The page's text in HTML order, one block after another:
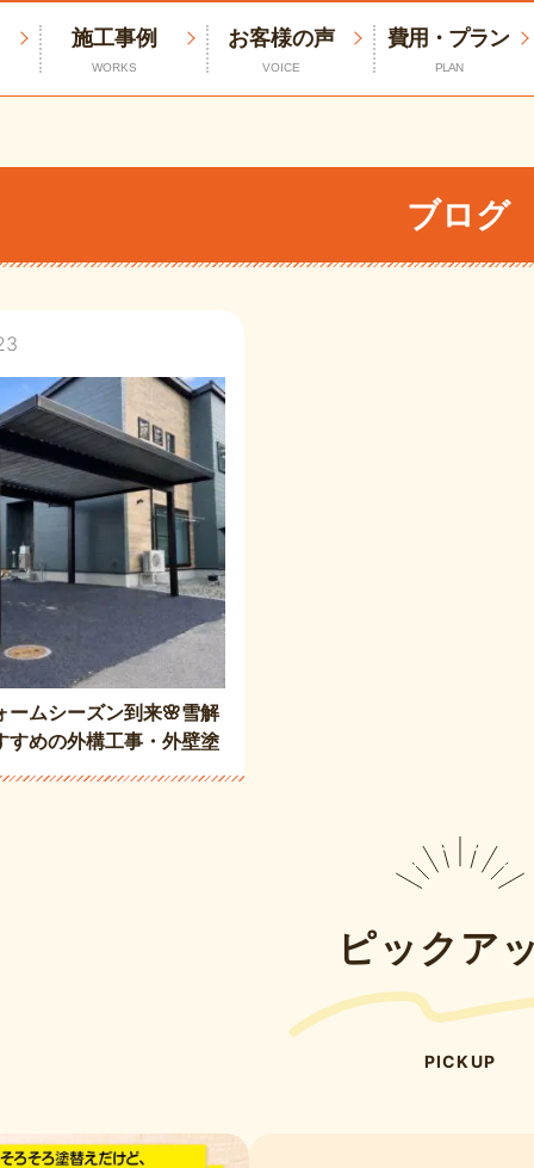
施工事例
WORKS
お客様の声
VOICE
費用・プラン
PLAN
ブログ
ームシーズン到来🌸雪解
すめの外構工事・外壁塗
フォーム👷🏻🔧
ピックア
PICKUP